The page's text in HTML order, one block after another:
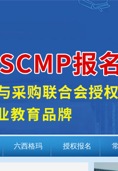
六西格玛 授权报名